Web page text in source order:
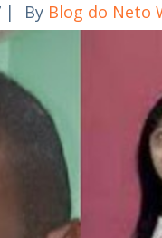
| By Blog do Neto